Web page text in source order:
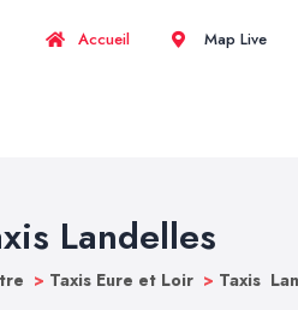
Accueil Map Live
Landelles
> Taxis Eure et Loir > Taxis